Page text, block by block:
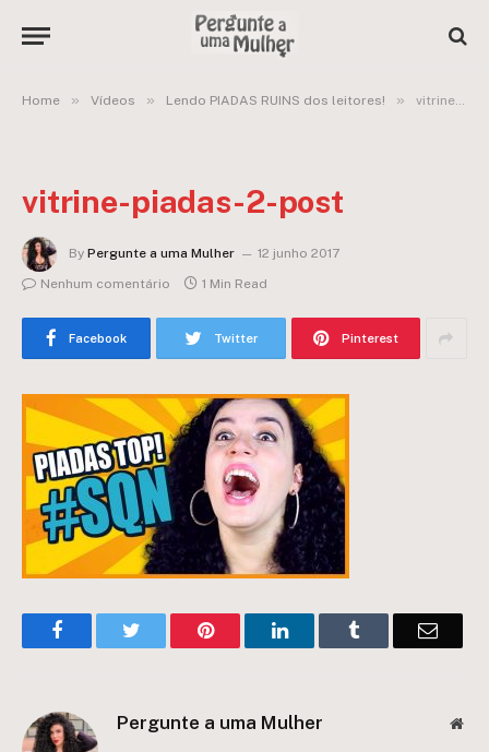
Home » Vídeos » Lendo PIADAS RUINS dos leitores! » vitrine-piadas-2-post
vitrine-piadas-2-post
By Pergunte a uma Mulher
12 junho 2017
Nenhum comentário
1 Min Read
Facebook Twitter Pinterest
FacebookTwitter Pinterest LinkedInTumblr Email
Pergunte a uma Mulher